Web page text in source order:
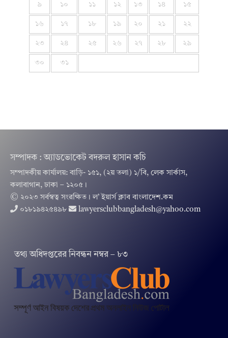
৯ ১০ ১১ ১২ ১৩ ১৪ ১৫
১৬ ১৭ ১৮ ১৯ ২০ ২১ ২২
২৩ ২৪ ২৫ ২৬ ২৭ ২৮ ২৯
৩০ ৩১
সম্পাদক : অ্যাডভোকেট বদরুল হাসান কচি
সম্পাদকীয় কার্যালয়: বাড়ি- ১৫১, (২য় তলা) ১/বি, লেক সার্কাস,
কলাবাগান, ঢাকা – ১২০৫।
© ২০২৩ সর্বস্বত্ব সংরক্ষিত । ল’ ইয়ার্স ক্লাব বাংলাদেশ.কম
০১৮১৯৪২৫৪৯৮
lawyersclubbangladesh@yahoo.com
তথ‌্য অ‌ধিদপ্ত‌রের নিবন্ধন নম্বর – ৮৩